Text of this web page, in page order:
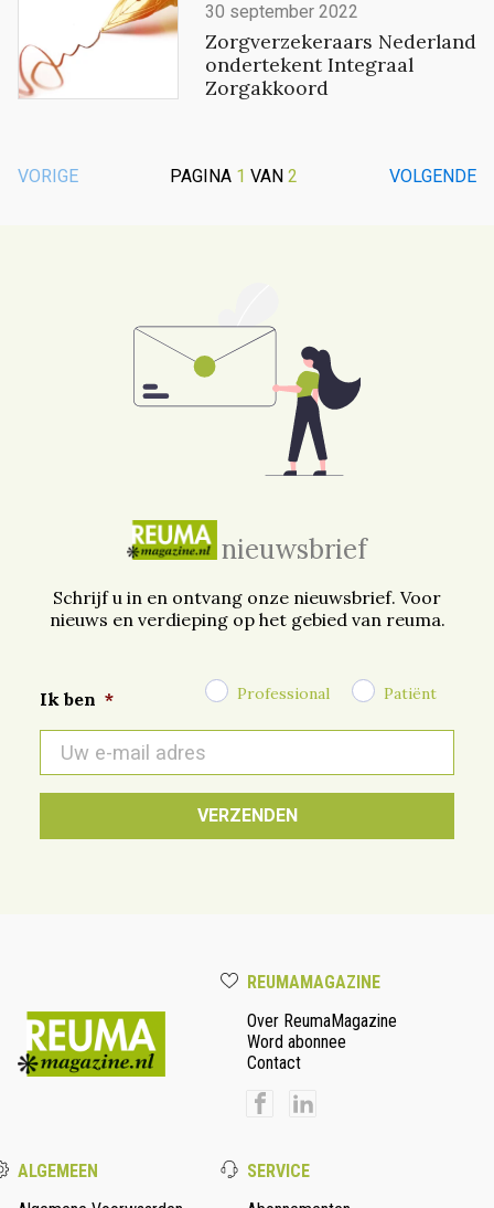
30 september 2022
Zorgverzekeraars Nederland
ondertekent Integraal
Zorgakkoord
VORIGE PAGINA 1 VAN 2 VOLGENDE
nieuwsbrief
Schrijf u in en ontvang onze nieuwsbrief. Voor
nieuws en verdieping op het gebied van reuma.
Ik ben * Professional Patiënt
mail
*
REUMAMAGAZINE
Over ReumaMagazine
Word abonnee
Contact
ALGEMEEN
SERVICE